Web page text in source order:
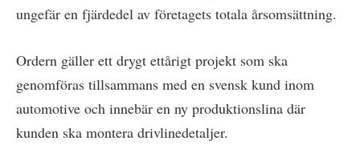
ungefär en fjärdedel av företagets totala årsomsättning.
Ordern gäller ett drygt ettårigt projekt som ska
genomföras tillsammans med en svensk kund inom
automotive och innebär en ny produktionslina där
kunden ska montera drivlinedetaljer.